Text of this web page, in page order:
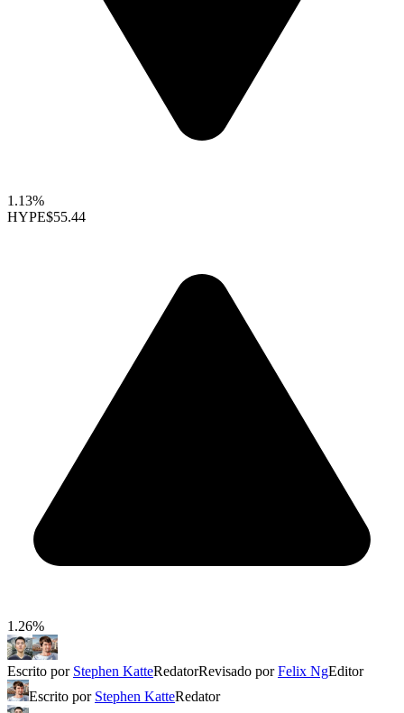
1.13%
HYPE$55.44
1.26%
Escrito por Stephen KatteRedatorRevisado porFelix NgEditor
Escrito por Stephen KatteRedator